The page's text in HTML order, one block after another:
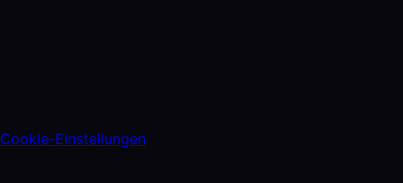
Cookie-Einstellungen